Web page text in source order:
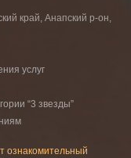
край, Анапский р-он,
услуг
“3 звезды”
ознакомительный